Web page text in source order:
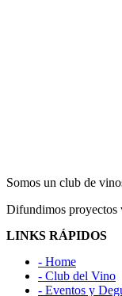
Somos un club de
Difundimos proyectos
LINKS RÁPIDOS
- Home
- Club del Vino
- Eventos y